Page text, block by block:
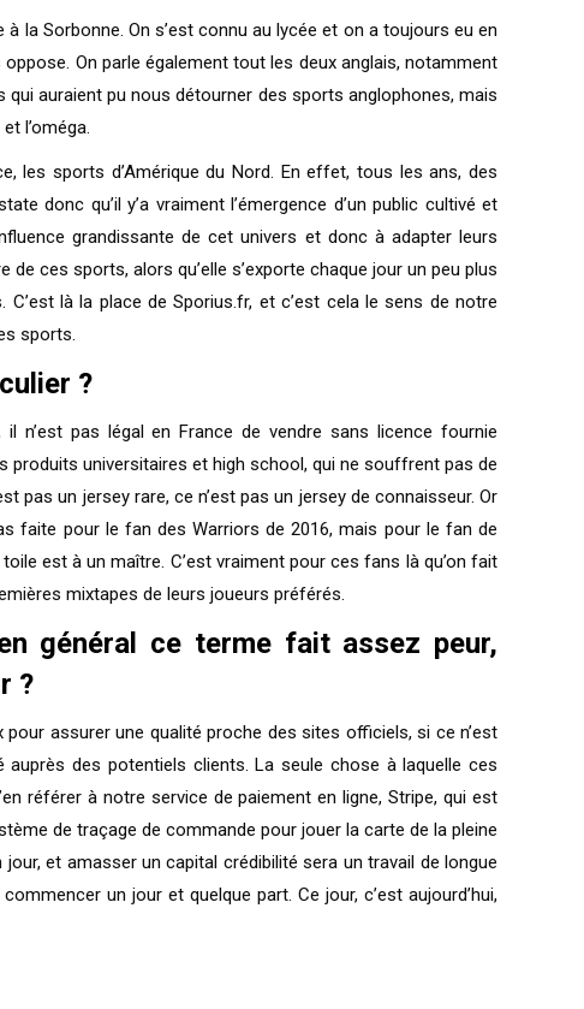
la Sorbonne. On s’est connu au lycée et on a toujours eu en
On parle également tout les deux anglais, notamment
auraient pu nous détourner des sports anglophones, mais
l’oméga.
les sports d’Amérique du Nord. En effet, tous les ans, des
donc qu’il y’a vraiment l’émergence d’un public cultivé et
grandissante de cet univers et donc à adapter leurs
ces sports, alors qu’elle s’exporte chaque jour un peu plus
là la place de Sporius.fr, et c’est cela le sens de notre
sports.
?
n’est pas légal en France de vendre sans licence fournie
produits universitaires et high school, qui ne souffrent pas de
pas un jersey rare, ce n’est pas un jersey de connaisseur. Or
faite pour le fan des Warriors de 2016, mais pour le fan de
est à un maître. C’est vraiment pour ces fans là qu’on fait
mixtapes de leurs joueurs préférés.
général ce terme fait assez peur,
?
assurer une qualité proche des sites officiels, si ce n’est
des potentiels clients. La seule chose à laquelle ces
référer à notre service de paiement en ligne, Stripe, qui est
de traçage de commande pour jouer la carte de la pleine
et amasser un capital crédibilité sera un travail de longue
un jour et quelque part. Ce jour, c’est aujourd’hui,